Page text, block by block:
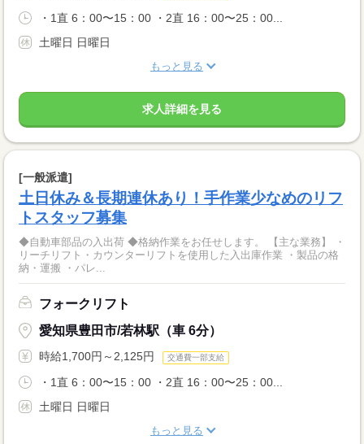
・1直 6：00〜15：00 ・2直 16：00〜25：00...
土曜日 日曜日
もっと見る
求人詳細を見る
[一般派遣]
土日休み＆長期連休あり！手作業少なめのリフ
トスタッフ募集
◆自動車部品の入出荷 ◆格納作業をお任せします。 【主な業務】 ・
リーチリフト・カウンターリフトを使用した入出庫作業 ・製品の格
納・運搬 ・パレ...
フォークリフト
愛知県豊田市/若林駅（車 6分）
時給1,700円～2,125円 交通費一部支給
・1直 6：00〜15：00 ・2直 16：00〜25：00...
土曜日 日曜日
もっと見る